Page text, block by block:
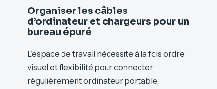
Organiser les câbles
d’ordinateur et chargeurs pour un
bureau épuré
L’espace de travail nécessite à la fois ordre
visuel et flexibilité pour connecter
régulièrement ordinateur portable,